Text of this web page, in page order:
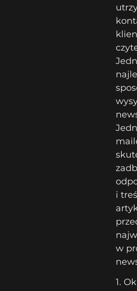
i
w
1.